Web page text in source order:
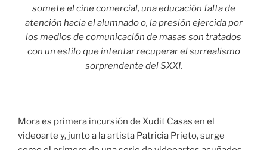
somete el cine comercial, una educación falta de
atención hacia el alumnado o, la presión ejercida por
los medios de comunicación de masas son tratados
con un estilo que intentar recuperar el surrealismo
sorprendente del SXXI.
Mora es primera incursión de Xudit Casas en el
videoarte y, junto a la artista Patricia Prieto, surge